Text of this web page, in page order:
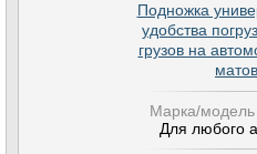
Подножка
удобства
грузов на
Марка/
Для любого